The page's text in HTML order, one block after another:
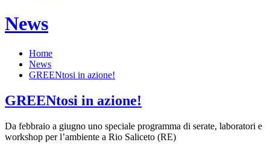
News
Home
News
GREENtosi in azione!
GREENtosi in azione!
Da febbraio a giugno uno speciale programma di serate, laboratori e
workshop per l’ambiente a Rio Saliceto (RE)